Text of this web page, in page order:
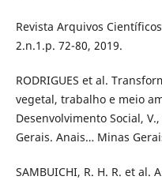
Revista Arquivos
2.n.1.p. 72-80, 2019.
RODRIGUES et al.
vegetal, trabalho e meio
Desenvolvimento Social,
Gerais. Anais… Minas
SAMBUICHI, R. H. R. et